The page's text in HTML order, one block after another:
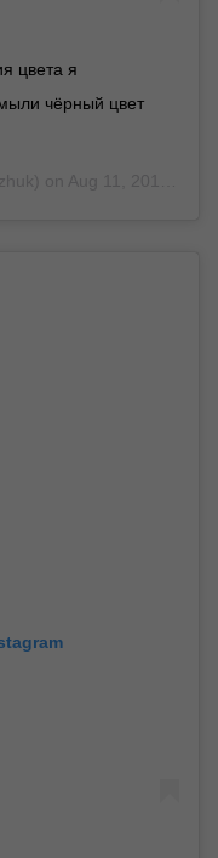
цвета я
чёрный цвет